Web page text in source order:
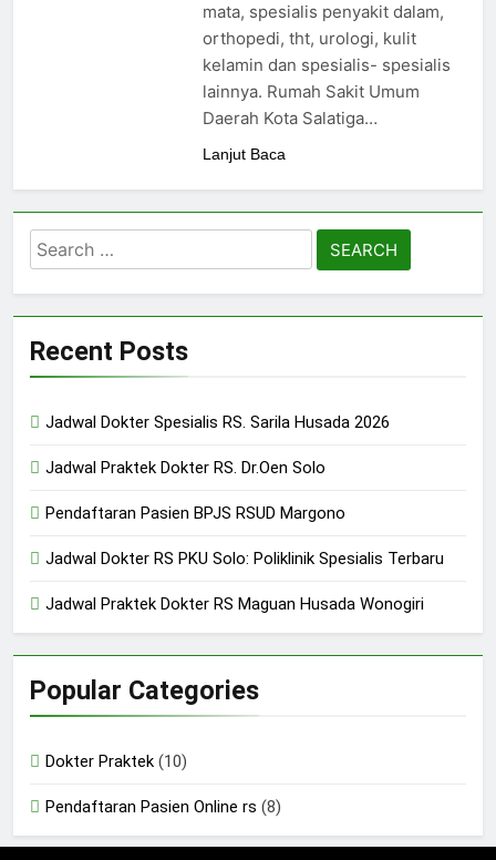
mata, spesialis penyakit dalam,
orthopedi, tht, urologi, kulit
kelamin dan spesialis- spesialis
lainnya. Rumah Sakit Umum
Daerah Kota Salatiga…
Lanjut Baca
Search
for:
Recent Posts
Jadwal Dokter Spesialis RS. Sarila Husada 2026
Jadwal Praktek Dokter RS. Dr.Oen Solo
Pendaftaran Pasien BPJS RSUD Margono
Jadwal Dokter RS PKU Solo: Poliklinik Spesialis Terbaru
Jadwal Praktek Dokter RS Maguan Husada Wonogiri
Popular Categories
Dokter Praktek (10)
Pendaftaran Pasien Online rs (8)